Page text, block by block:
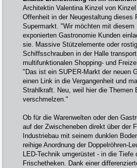
Architektin Valentina Kinzel von
Offenheit in der Neugestaltung
Supermarkt. "Wir möchten mit
exponierten Gastronomie Kunden
sie. Massive Stützelemente oder
Schiffsschrauben in der Halle
multifunktionalen Shopping- und
"Das ist ein SUPER-Markt der neuen
einen Link in die Vergangenheit und
Strahlkraft. Neu, weil hier die
verschmelzen."
Ob für die Warenwelten oder den
auf der Zwischeneben direkt über der
Industriebau mit seinem dunklen
reihige Anordnung der Doppelröhren-
LED-Technik umgerüstet - in die
Frischetheken. Dank einer